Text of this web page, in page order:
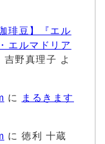
琲豆】『エル
エルマドリア
吉野真理子 よ
に
まるきます
に徳利 十蔵